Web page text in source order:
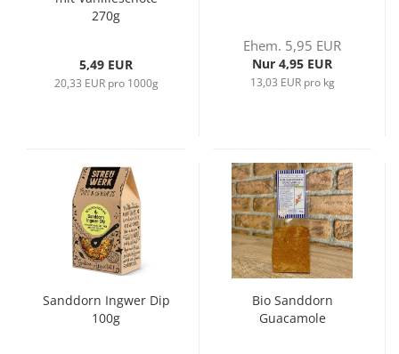
270g
5,49 EUR
20,33 EUR pro 1000g
Ehem. 5,95 EUR
Nur 4,95 EUR
13,03 EUR pro kg
Sanddorn Ingwer Dip
100g
Bio Sanddorn
Guacamole